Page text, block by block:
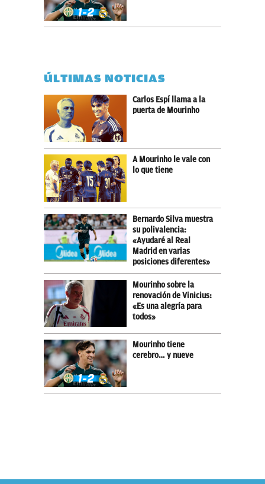
ÚLTIMAS NOTICIAS
Carlos Espí llama a la
puerta de Mourinho
A Mourinho le vale con
lo que tiene
Bernardo Silva muestra
su polivalencia:
«Ayudaré al Real
Madrid en varias
posiciones diferentes»
Mourinho sobre la
renovación de Vinicius:
«Es una alegría para
todos»
Mourinho tiene
cerebro… y nueve